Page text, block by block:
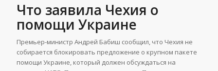
Что заявила Чехия о
помощи Украине
Премьер-министр Андрей Бабиш сообщил, что Чехия не
собирается блокировать предложение о крупном пакете
помощи Украине, который должен обсуждаться на